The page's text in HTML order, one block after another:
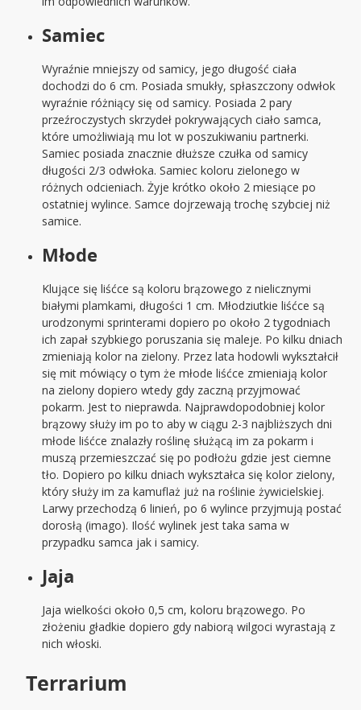
Samiec
Wyraźnie mniejszy od samicy, jego długość ciała
dochodzi do 6 cm. Posiada smukły, spłaszczony odwłok
wyraźnie różniący się od samicy. Posiada 2 pary
przeźroczystych skrzydeł pokrywających ciało samca,
które umożliwiają mu lot w poszukiwaniu partnerki.
Samiec posiada znacznie dłuższe czułka od samicy
długości 2/3 odwłoka. Samiec koloru zielonego w
różnych odcieniach. Żyje krótko około 2 miesiące po
ostatniej wylince. Samce dojrzewają trochę szybciej niż
samice.
Młode
Klujące się liśćce są koloru brązowego z nielicznymi
białymi plamkami, długości 1 cm. Młodziutkie liśćce są
urodzonymi sprinterami dopiero po około 2 tygodniach
ich zapał szybkiego poruszania się maleje. Po kilku dniach
zmieniają kolor na zielony. Przez lata hodowli wykształcił
się mit mówiący o tym że młode liśćce zmieniają kolor
na zielony dopiero wtedy gdy zaczną przyjmować
pokarm. Jest to nieprawda. Najprawdopodobniej kolor
brązowy służy im po to aby w ciągu 2-3 najbliższych dni
młode liśćce znalazły roślinę służącą im za pokarm i
muszą przemieszczać się po podłożu gdzie jest ciemne
tło. Dopiero po kilku dniach wykształca się kolor zielony,
który służy im za kamuflaż już na roślinie żywicielskiej.
Larwy przechodzą 6 linień, po 6 wylince przyjmują postać
dorosłą (imago). Ilość wylinek jest taka sama w
przypadku samca jak i samicy.
Jaja
Jaja wielkości około 0,5 cm, koloru brązowego. Po
złożeniu gładkie dopiero gdy nabiorą wilgoci wyrastają z
nich włoski.
Terrarium